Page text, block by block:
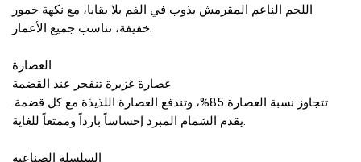
اللحم الناعم المقرمش يذوب في الفم بلا بقايا، مع نكهة خمور
خفيفة، تناسب جميع الأعمار.
العصارة
عصارة غزيرة تنفجر عند القضمة
تتجاوز نسبة العصارة 85%، وتندفع العصارة اللذيذة مع كل قضمة.
يقدم الشمام المبرد إحساساً بارداً وممتعاً للغاية.
السلسلة الصناعية